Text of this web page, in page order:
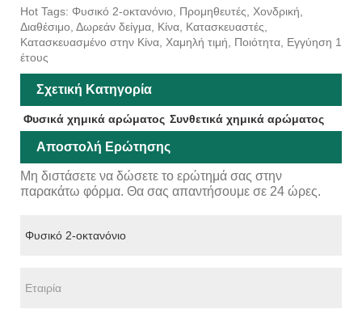
Hot Tags: Φυσικό 2-οκτανόνιο, Προμηθευτές, Χονδρική,
Διαθέσιμο, Δωρεάν δείγμα, Κίνα, Κατασκευαστές,
Κατασκευασμένο στην Κίνα, Χαμηλή τιμή, Ποιότητα, Εγγύηση 1
έτους
Σχετική Κατηγορία
Φυσικά χημικά αρώματος Συνθετικά χημικά αρώματος
Αποστολή Ερώτησης
Μη διστάσετε να δώσετε το ερώτημά σας στην
παρακάτω φόρμα. Θα σας απαντήσουμε σε 24 ώρες.